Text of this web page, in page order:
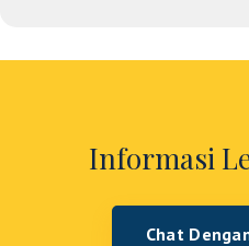
Informasi
Chat